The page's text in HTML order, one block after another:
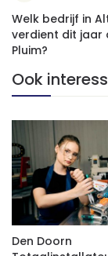
Welk bedrijf in
verdient dit jaar
Pluim?
Ook
Den Doorn